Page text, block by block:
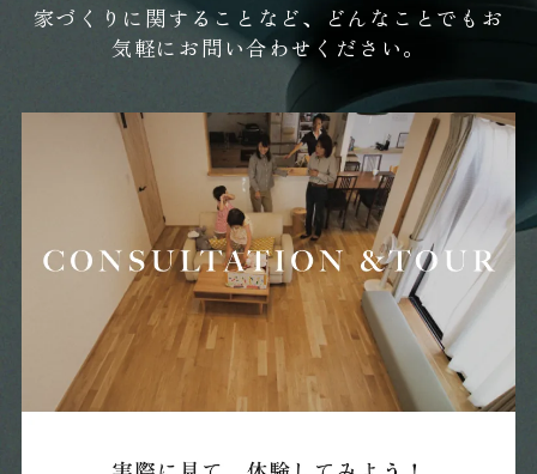
2025年08月 (12)
2025年07月 (15)
2025年06月 (18)
2025年05月 (20)
2025年04月 (17)
家づくりに関することなど、どんなことでもお
気軽にお問い合わせください。